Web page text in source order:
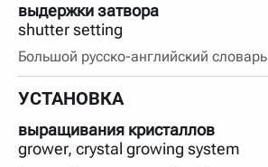
выдержки затвора
shutter setting
Большой русско-английский словарь
УСТАНОВКА
выращивания кристаллов
grower, crystal growing system